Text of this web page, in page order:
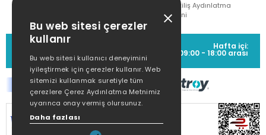
Çekiliş Aydınlatma
Metni
MÜŞTERİ HİZMETLERİ
(0212) 373 77 00
Hafta içi:
09:00 - 18:00 arası
SİTEMİZ
KORUNMAKTADIR.
Bu web sitesi çerezler
kullanır
Bu web sitesi kullanıcı deneyimini
iyileştirmek için çerezler kullanır. Web
sitemizi kullanmak suretiyle tüm
çerezlere Çerez Aydınlatma Metnimiz
uyarınca onay vermiş olursunuz.
Daha fazlası